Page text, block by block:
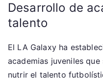
Desarrollo de
talento
El LA Galaxy ha
academias juveniles
nutrir el talento